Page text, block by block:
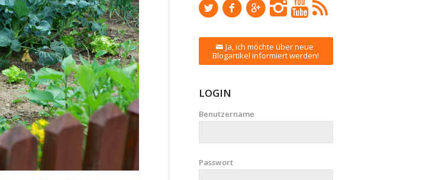
Ja, ich möchte über neue
Blogartikel informiert werden!
LOGIN
Benutzername
Passwort